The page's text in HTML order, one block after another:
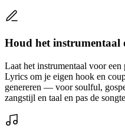
Houd het instrumentaal
Laat het instrumentaal voor
Lyrics om je eigen hook en
genereren — voor soulful,
zangstijl en taal en pas de